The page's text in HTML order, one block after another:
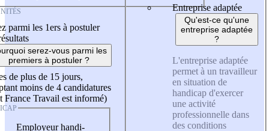
parmi les 1ers à postuler
serez-vous parmi les
premiers à postuler ?
de plus de 15 jours,
moins de 4 candidatures
France Travail est informé)
Employeur handi-
Entreprise adaptée
Qu'est-ce qu'une
entreprise adaptée
?
L'entreprise adaptée
permet à un travailleur
en situation de
handicap d'exercer
une activité
professionnelle dans
des conditions